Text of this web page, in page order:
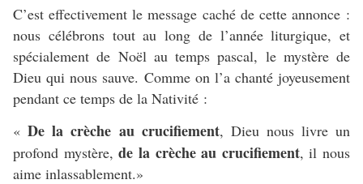
C’est effectivement le message caché de cette annonce :
nous célébrons tout au long de l’année liturgique, et
spécialement de Noël au temps pascal, le mystère de
Dieu qui nous sauve. Comme on l’a chanté joyeusement
pendant ce temps de la Nativité :
«De la crèche au crucifiement, Dieu nous livre un
profond mystère,de la crèche au crucifiement, il nous
aime inlassablement.»